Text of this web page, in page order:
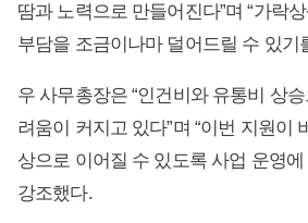
땀과 노력으로 만들어진다”며 “가락
부담을 조금이나마 덜어드릴 수 있기
우 사무총장은 “인건비와 유통비 상
려움이 커지고 있다”며 “이번 지원이
상으로 이어질 수 있도록 사업 운영
강조했다.